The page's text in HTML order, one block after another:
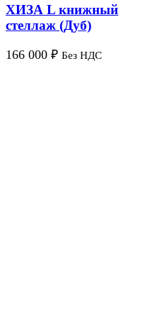
ХИЗА L книжный
стеллаж (Дуб)
166 000 ₽ Без НДС